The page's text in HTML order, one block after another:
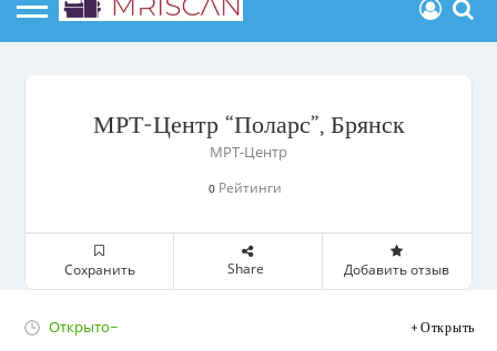
МРТ-Центр “Поларс”, Брянск
МРТ-Центр
0 Рейтинги
Сохранить Share Добавить отзыв
Открыто~ Открыть